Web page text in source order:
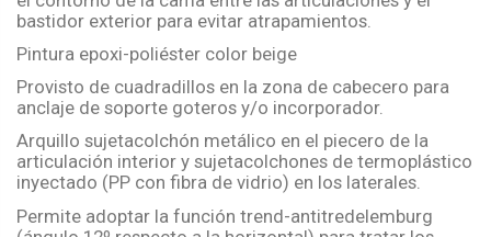
bastidor exterior para evitar atrapamientos.
Pintura epoxi-poliéster color beige
Provisto de cuadradillos en la zona de cabecero para
anclaje de soporte goteros y/o incorporador.
Arquillo sujetacolchón metálico en el piecero de la
articulación interior y sujetacolchones de termoplástico
inyectado (PP con fibra de vidrio) en los laterales.
Permite adoptar la función trend-antitredelemburg